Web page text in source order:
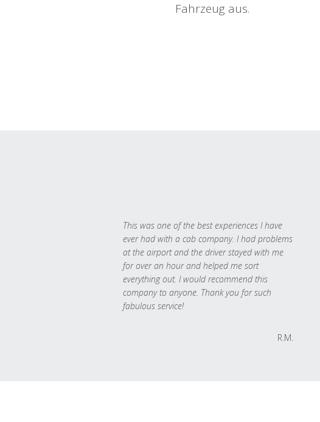
Fahrzeug aus.
This was one of the best experiences I have
ever had with a cab company. I had problems
at the airport and the driver stayed with me
for over an hour and helped me sort
everything out. I would recommend this
company to anyone. Thank you for such
fabulous service!
R.M.